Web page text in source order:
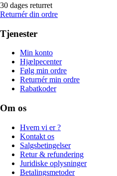
30 dages returret
Returnér din ordre
Tjenester
Min konto
Hjælpecenter
Følg min ordre
Returnér min ordre
Rabatkoder
Om os
Hvem vi er ?
Kontakt os
Salgsbetingelser
Retur & refundering
Juridiske oplysninger
Betalingsmetoder